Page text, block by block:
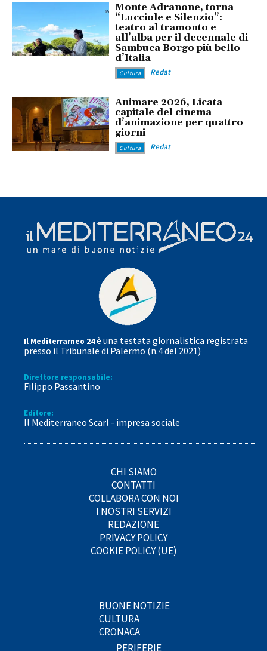
Monte Adranone, torna
“Lucciole e Silenzio”:
teatro al tramonto e
all’alba per il decennale di
Sambuca Borgo più bello
d’Italia
Cultura Redat
Animare 2026, Licata
capitale del cinema
d’animazione per quattro
giorni
Cultura Redat
Il Mediterrarneo 24è una testata giornalistica registrata
presso il Tribunale di Palermo (n.4 del 2021)
Direttore responsabile:
Filippo Passantino
Editore:
Il Mediterraneo Scarl - impresa sociale
CHI SIAMO
CONTATTI
COLLABORA CON NOI
I NOSTRI SERVIZI
REDAZIONE
PRIVACY POLICY
COOKIE POLICY (UE)
BUONE NOTIZIE
CULTURA
CRONACA
PERIFERIE